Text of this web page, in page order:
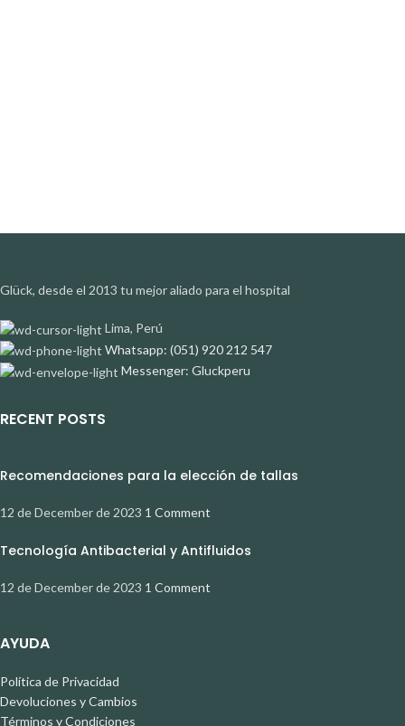
Glück, desde el 2013 tu mejor aliado para el hospital
Lima, Perú
Whatsapp: (051) 920 212 547
Messenger: Gluckperu
RECENT POSTS
Recomendaciones para la elección de tallas
12 de December de 2023 1 Comment
Tecnología Antibacterial y Antifluidos
12 de December de 2023 1 Comment
AYUDA
Política de Privacidad
Devoluciones y Cambios
Términos y Condiciones